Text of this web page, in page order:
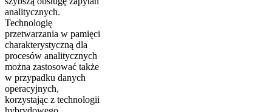
analitycznych.
Technologię
przetwarzania w pamięci
charakterystyczną dla
procesów analitycznych
można zastosować także
w przypadku danych
operacyjnych,
korzystając z technologii